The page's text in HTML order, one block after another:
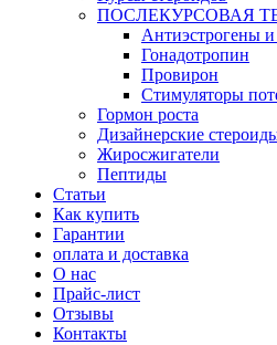
ПОСЛЕКУРСОВАЯ
Антиэстрогены
Гонадотропин
Провирон
Стимуляторы
Гормон роста
Дизайнерские
Жиросжигатели
Пептиды
Статьи
Как купить
Гарантии
оплата и доставка
О нас
Прайс-лист
Отзывы
Контакты